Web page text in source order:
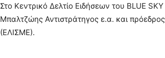
Στο Κεντρικό Δελτίο Ειδήσεων του BLUE
Μπαλτζώης Αντιστράτηγος ε.α. και
(ΕΛΙΣΜΕ).